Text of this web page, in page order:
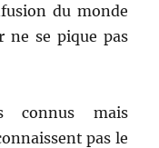
du monde
ne se pique pas
connus mais
pas le